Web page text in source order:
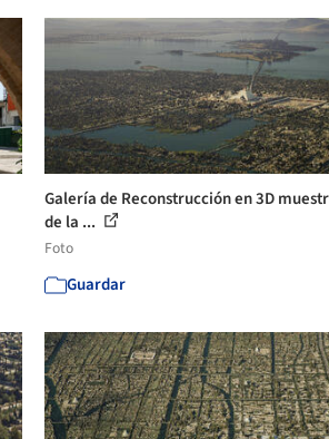
Galería de Reconstrucción en 3D
de la ...
Foto
Guardar